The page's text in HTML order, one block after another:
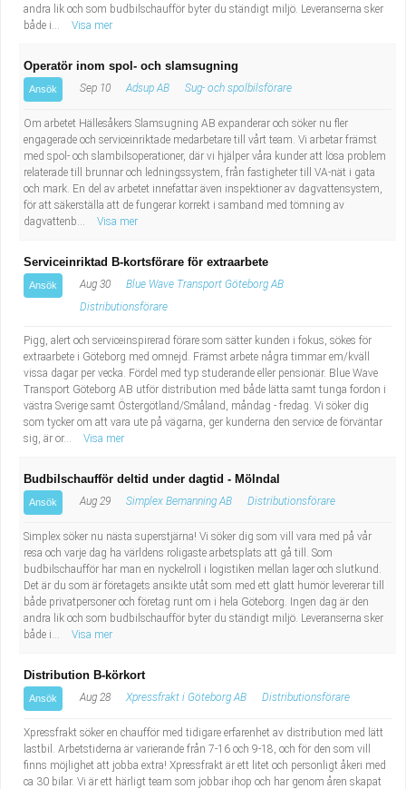
andra lik och som budbilschaufför byter du ständigt miljö. Leveranserna sker
både i...
Visa mer
Operatör inom spol- och slamsugning
Ansök Sep 10 Adsup AB Sug- och spolbilsförare
Om arbetet Hällesåkers Slamsugning AB expanderar och söker nu fler
engagerade och serviceinriktade medarbetare till vårt team. Vi arbetar främst
med spol- och slambilsoperationer, där vi hjälper våra kunder att lösa problem
relaterade till brunnar och ledningssystem, från fastigheter till VA-nät i gata
och mark. En del av arbetet innefattar även inspektioner av dagvattensystem,
för att säkerställa att de fungerar korrekt i samband med tömning av
dagvattenb...
Visa mer
Serviceinriktad B-kortsförare för extraarbete
Ansök Aug 30
Blue Wave Transport Göteborg AB
Distributionsförare
Pigg, alert och serviceinspirerad förare som sätter kunden i fokus, sökes för
extraarbete i Göteborg med omnejd. Främst arbete några timmar em/kväll
vissa dagar per vecka. Fördel med typ studerande eller pensionär. Blue Wave
Transport Göteborg AB utför distribution med både lätta samt tunga fordon i
västra Sverige samt Östergötland/Småland, måndag - fredag. Vi söker dig
som tycker om att vara ute på vägarna, ger kunderna den service de förväntar
sig, är or...
Visa mer
Budbilschaufför deltid under dagtid - Mölndal
Ansök Aug 29 Simplex Bemanning AB Distributionsförare
Simplex söker nu nästa superstjärna! Vi söker dig som vill vara med på vår
resa och varje dag ha världens roligaste arbetsplats att gå till. Som
budbilschaufför har man en nyckelroll i logistiken mellan lager och slutkund.
Det är du som är företagets ansikte utåt som med ett glatt humör levererar till
både privatpersoner och företag runt om i hela Göteborg. Ingen dag är den
andra lik och som budbilschaufför byter du ständigt miljö. Leveranserna sker
både i...
Visa mer
Distribution B-körkort
Ansök Aug 28 Xpressfrakt i Göteborg AB Distributionsförare
Xpressfrakt söker en chaufför med tidigare erfarenhet av distribution med lätt
lastbil. Arbetstiderna är varierande från 7-16 och 9-18, och för den som vill
finns möjlighet att jobba extra! Xpressfrakt är ett litet och personligt åkeri med
ca 30 bilar. Vi är ett härligt team som jobbar ihop och har genom åren skapat